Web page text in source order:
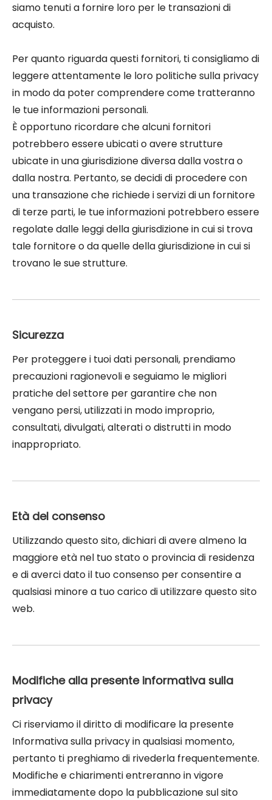
siamo tenuti a fornire loro per le transazioni di
acquisto.
Per quanto riguarda questi fornitori, ti consigliamo di
leggere attentamente le loro politiche sulla privacy
in modo da poter comprendere come tratteranno
le tue informazioni personali.
È opportuno ricordare che alcuni fornitori
potrebbero essere ubicati o avere strutture
ubicate in una giurisdizione diversa dalla vostra o
dalla nostra. Pertanto, se decidi di procedere con
una transazione che richiede i servizi di un fornitore
di terze parti, le tue informazioni potrebbero essere
regolate dalle leggi della giurisdizione in cui si trova
tale fornitore o da quelle della giurisdizione in cui si
trovano le sue strutture.
Sicurezza
Per proteggere i tuoi dati personali, prendiamo
precauzioni ragionevoli e seguiamo le migliori
pratiche del settore per garantire che non
vengano persi, utilizzati in modo improprio,
consultati, divulgati, alterati o distrutti in modo
inappropriato.
Età del consenso
Utilizzando questo sito, dichiari di avere almeno la
maggiore età nel tuo stato o provincia di residenza
e di averci dato il tuo consenso per consentire a
qualsiasi minore a tuo carico di utilizzare questo sito
web.
Modifiche alla presente informativa sulla
privacy
Ci riserviamo il diritto di modificare la presente
Informativa sulla privacy in qualsiasi momento,
pertanto ti preghiamo di rivederla frequentemente.
Modifiche e chiarimenti entreranno in vigore
immediatamente dopo la pubblicazione sul sito